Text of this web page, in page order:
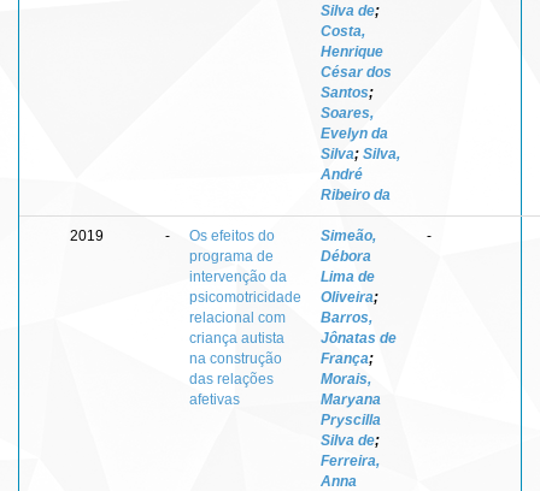
Silva de;
Costa,
Henrique
César dos
Santos;
Soares,
Evelyn da
Silva; Silva,
André
Ribeiro da
2019 -
Os efeitos do
programa de
intervenção da
psicomotricidade
relacional com
criança autista
na construção
das relações
afetivas
Simeão,
Débora
Lima de
Oliveira;
Barros,
Jônatas de
França;
Morais,
Maryana
Pryscilla
Silva de;
Ferreira,
Anna
-